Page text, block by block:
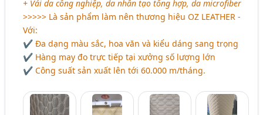
+ Vải da công nghiệp, da nhân tạo tổng hợp, da microfiber
>>>>> Là sản phẩm làm nên thương hiệu OZ LEATHER -
Với:
✔ Đa dạng màu sắc, hoa văn và kiểu dáng sang trọng
✔ Hàng may đo trực tiếp tại xưởng số lượng lớn
✔ Công suất sản xuất lên tới 60.000 m/tháng.